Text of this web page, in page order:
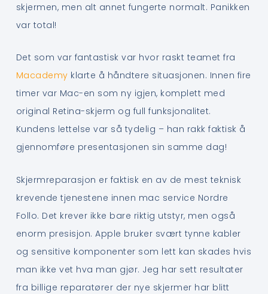
skjermen, men alt annet fungerte normalt. Panikken
var total!
Det som var fantastisk var hvor raskt teamet fra
Macademy klarte å håndtere situasjonen. Innen fire
timer var Mac-en som ny igjen, komplett med
original Retina-skjerm og full funksjonalitet.
Kundens lettelse var så tydelig – han rakk faktisk å
gjennomføre presentasjonen sin samme dag!
Skjermreparasjon er faktisk en av de mest teknisk
krevende tjenestene innen mac service Nordre
Follo. Det krever ikke bare riktig utstyr, men også
enorm presisjon. Apple bruker svært tynne kabler
og sensitive komponenter som lett kan skades hvis
man ikke vet hva man gjør. Jeg har sett resultater
fra billige reparatører der nye skjermer har blitt